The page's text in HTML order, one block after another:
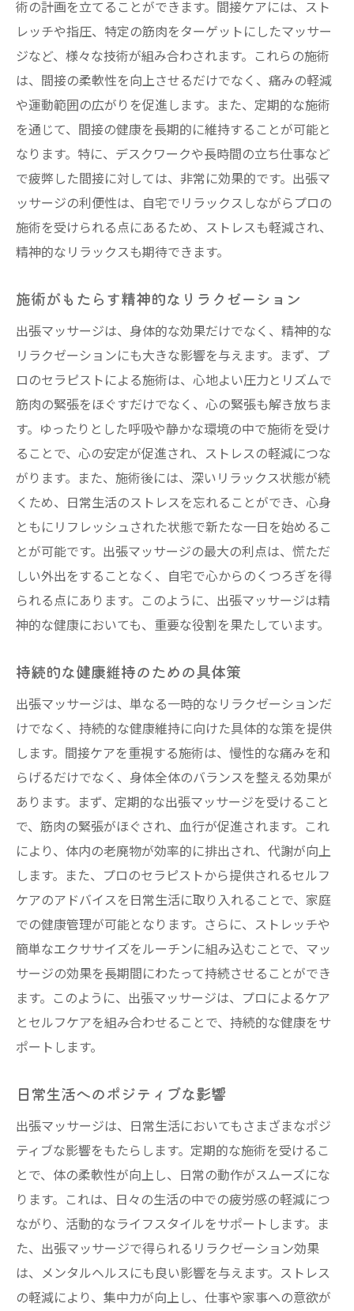
術の計画を立てることができます。間接ケアには、スト
レッチや指圧、特定の筋肉をターゲットにしたマッサー
ジなど、様々な技術が組み合わされます。これらの施術
は、間接の柔軟性を向上させるだけでなく、痛みの軽減
や運動範囲の広がりを促進します。また、定期的な施術
を通じて、間接の健康を長期的に維持することが可能と
なります。特に、デスクワークや長時間の立ち仕事など
で疲弊した間接に対しては、非常に効果的です。出張マ
ッサージの利便性は、自宅でリラックスしながらプロの
施術を受けられる点にあるため、ストレスも軽減され、
精神的なリラックスも期待できます。
施術がもたらす精神的なリラクゼーション
出張マッサージは、身体的な効果だけでなく、精神的な
リラクゼーションにも大きな影響を与えます。まず、プ
ロのセラピストによる施術は、心地よい圧力とリズムで
筋肉の緊張をほぐすだけでなく、心の緊張も解き放ちま
す。ゆったりとした呼吸や静かな環境の中で施術を受け
ることで、心の安定が促進され、ストレスの軽減につな
がります。また、施術後には、深いリラックス状態が続
くため、日常生活のストレスを忘れることができ、心身
ともにリフレッシュされた状態で新たな一日を始めるこ
とが可能です。出張マッサージの最大の利点は、慌ただ
しい外出をすることなく、自宅で心からのくつろぎを得
られる点にあります。このように、出張マッサージは精
神的な健康においても、重要な役割を果たしています。
持続的な健康維持のための具体策
出張マッサージは、単なる一時的なリラクゼーションだ
けでなく、持続的な健康維持に向けた具体的な策を提供
します。間接ケアを重視する施術は、慢性的な痛みを和
らげるだけでなく、身体全体のバランスを整える効果が
あります。まず、定期的な出張マッサージを受けること
で、筋肉の緊張がほぐされ、血行が促進されます。これ
により、体内の老廃物が効率的に排出され、代謝が向上
します。また、プロのセラピストから提供されるセルフ
ケアのアドバイスを日常生活に取り入れることで、家庭
での健康管理が可能となります。さらに、ストレッチや
簡単なエクササイズをルーチンに組み込むことで、マッ
サージの効果を長期間にわたって持続させることができ
ます。このように、出張マッサージは、プロによるケア
とセルフケアを組み合わせることで、持続的な健康をサ
ポートします。
日常生活へのポジティブな影響
出張マッサージは、日常生活においてもさまざまなポジ
ティブな影響をもたらします。定期的な施術を受けるこ
とで、体の柔軟性が向上し、日常の動作がスムーズにな
ります。これは、日々の生活の中での疲労感の軽減につ
ながり、活動的なライフスタイルをサポートします。ま
た、出張マッサージで得られるリラクゼーション効果
は、メンタルヘルスにも良い影響を与えます。ストレス
の軽減により、集中力が向上し、仕事や家事への意欲が